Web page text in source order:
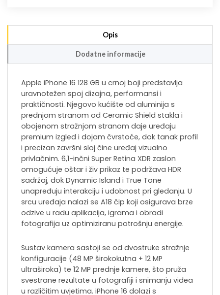
Opis
Dodatne informacije
Apple iPhone 16 128 GB u crnoj boji predstavlja
uravnotežen spoj dizajna, performansi i
praktičnosti. Njegovo kućište od aluminija s
prednjom stranom od Ceramic Shield stakla i
obojenom stražnjom stranom daje uređaju
premium izgled i dojam čvrstoće, dok tanak profil
i precizan završni sloj čine uređaj vizualno
privlačnim. 6,1-inčni Super Retina XDR zaslon
omogućuje oštar i živ prikaz te podržava HDR
sadržaj, dok Dynamic Island i True Tone
unapređuju interakciju i udobnost pri gledanju. U
srcu uređaja nalazi se A18 čip koji osigurava brze
odzive u radu aplikacija, igrama i obradi
fotografija uz optimiziranu potrošnju energije.
Sustav kamera sastoji se od dvostruke stražnje
konfiguracije (48 MP širokokutna + 12 MP
ultraširoka) te 12 MP prednje kamere, što pruža
svestrane rezultate u fotografiji i snimanju videa
u različitim uvjetima. iPhone 16 dolazi s